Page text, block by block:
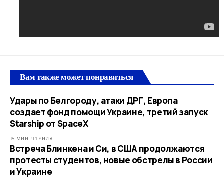
Вам также может понравиться
Удары по Белгороду, атаки ДРГ, Европа
создает фонд помощи Украине, третий запуск
Starship от SpaceX
5 МИН. ЧТЕНИЯ
Встреча Блинкена и Си, в США продолжаются
протесты студентов, новые обстрелы в России
и Украине